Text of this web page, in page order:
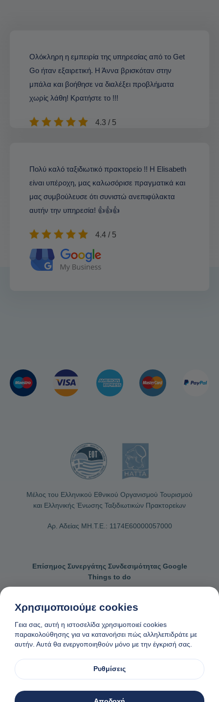
Ολόκληρη η εμπειρία της υπηρεσίας από το Get
Go ήταν εξαιρετική. Η Άννα βρισκόταν στην
μπάλα και βοήθησε να διαλέξει προβλήματα
χωρίς λάθη! Κρατήστε το !!!
4.3 / 5
Πολύ καλό ταξιδιωτικό πρακτορείο !! Η Elisabeth
είναι υπέροχη, μας καλωσόρισε πραγματικά και
μας συμβούλευσε ότι συνιστώ ανεπιφύλακτα
αυτήν την υπηρεσία! 👍👍👍
4.4 / 5
Μέλος του Ελληνικού Εθνικού Οργανισμού Τουρισμού
και Ελληνικής Ένωσης Ταξιδιωτικών Πρακτορείων
Αρ. Αδείας ΜΗ.Τ.Ε.: 1174Ε60000057000
Επίσημος Συνεργάτης Συνδεσιμότητας Google
Things to do
Επικοινωνήστε μαζί μας Γενικοί όροι κρατήσεων
Πολιτική απορρήτου και cookies
Αίτημα αφαίρεσης δεδομένων Φτιαγμένο στη Νάξο, Ελλάδα
Χρησιμοποιούμε cookies
Γεια σας, αυτή η ιστοσελίδα χρησιμοποιεί cookies
παρακολούθησης για να κατανοήσει πώς αλληλεπιδράτε με
αυτήν. Αυτά θα ενεργοποιηθούν μόνο με την έγκρισή σας.
Ρυθμίσεις